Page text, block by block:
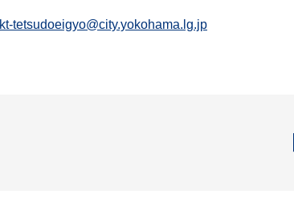
kt-tetsudoeigyo@city.yokohama.lg.jp